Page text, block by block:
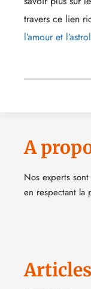
travers ce lien
l’amour et
A
Nos experts
en respectant la